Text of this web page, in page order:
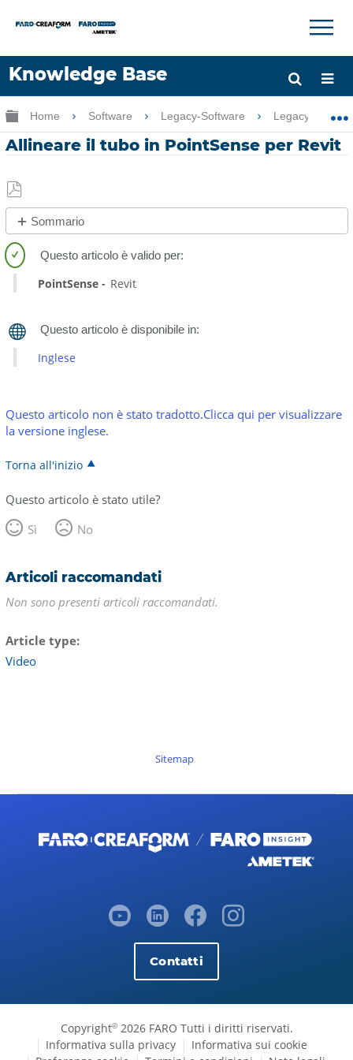
Knowledge Base
Lingua
Chiedere aiuto Accesso
×
Ingrandisci/riduci gerarchia globale
Home Software Legacy-Software Legacy-
Allineare il tubo in PointSense per Revit
Salva
come
PDF
Sommario
No
intestazioni
PointSense Revit
Inglese
Questo articolo non è stato tradotto.Clicca qui per visualizzare
la versione inglese.
Torna all'inizio
Questo articolo è stato utile?
Sì
No
Articoli raccomandati
Non sono presenti articoli raccomandati.
Article type
Video
Sitemap
Contatti
Copyright©2026 FARO Tutti i diritti riservati.
Informativa sulla privacy
Informativa sui cookie